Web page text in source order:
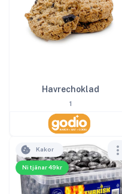
Havrechoklad
1
Ni tjänar 49kr
Kakor